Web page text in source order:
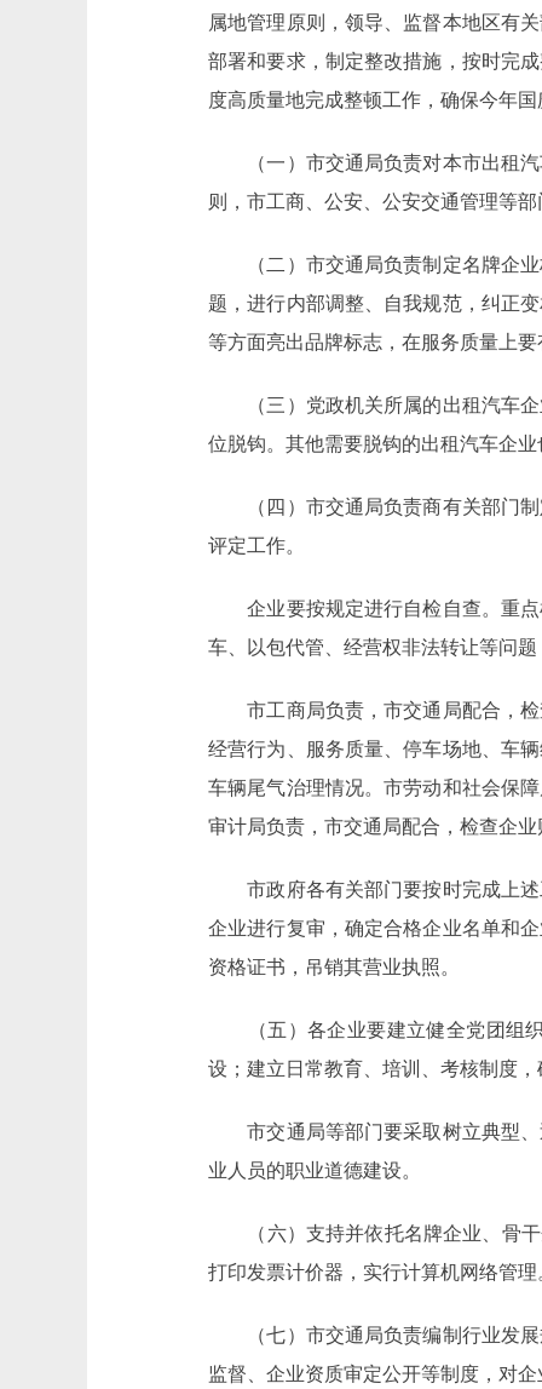
属地管理原则，领导、监督本地区有
部署和要求，制定整改措施，按时完
度高质量地完成整顿工作，确保今年
（一）市交通局负责对本市出租汽
则，市工商、公安、公安交通管理等
（二）市交通局负责制定名牌企业
题，进行内部调整、自我规范，纠正
等方面亮出品牌标志，在服务质量上
（三）党政机关所属的出租汽车企
位脱钩。其他需要脱钩的出租汽车企
（四）市交通局负责商有关部门制
评定工作。
企业要按规定进行自检自查。重点
车、以包代管、经营权非法转让等问
市工商局负责，市交通局配合，检
经营行为、服务质量、停车场地、车
车辆尾气治理情况。市劳动和社会保
审计局负责，市交通局配合，检查企
市政府各有关部门要按时完成上述
企业进行复审，确定合格企业名单和
资格证书，吊销其营业执照。
（五）各企业要建立健全党团组织
设；建立日常教育、培训、考核制度
市交通局等部门要采取树立典型、
业人员的职业道德建设。
（六）支持并依托名牌企业、骨干
打印发票计价器，实行计算机网络管
（七）市交通局负责编制行业发展
监督、企业资质审定公开等制度，对企